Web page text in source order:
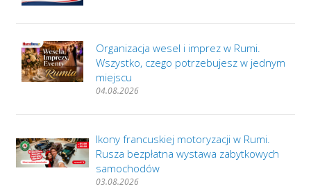
Organizacja wesel i imprez w Rumi.
Wszystko, czego potrzebujesz w jednym
miejscu
04.08.2026
Ikony francuskiej motoryzacji w Rumi.
Rusza bezpłatna wystawa zabytkowych
samochodów
03.08.2026